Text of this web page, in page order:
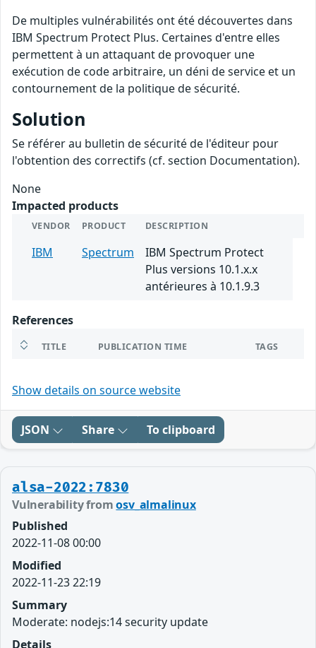
De multiples vulnérabilités ont été découvertes dans
IBM Spectrum Protect Plus. Certaines d'entre elles
permettent à un attaquant de provoquer une
exécution de code arbitraire, un déni de service et un
contournement de la politique de sécurité.
Solution
Se référer au bulletin de sécurité de l'éditeur pour
l'obtention des correctifs (cf. section Documentation).
None
Impacted products
VENDOR PRODUCT DESCRIPTION
IBM Spectrum
IBM Spectrum Protect
Plus versions 10.1.x.x
antérieures à 10.1.9.3
References
TITLE PUBLICATION TIME TAGS
Show details on source website
JSON Share To clipboard
alsa-2022:7830
Vulnerability fromosv_almalinux
Published
2022-11-08 00:00
Modified
2022-11-23 22:19
Summary
Moderate: nodejs:14 security update
Details